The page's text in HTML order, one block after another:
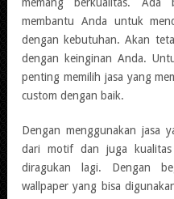
membantu Anda untuk
dengan kebutuhan. Akan
dengan keinginan Anda.
penting memilih jasa yang
custom dengan baik.
Dengan menggunakan jasa
dari motif dan juga
diragukan lagi. Dengan
wallpaper yang bisa